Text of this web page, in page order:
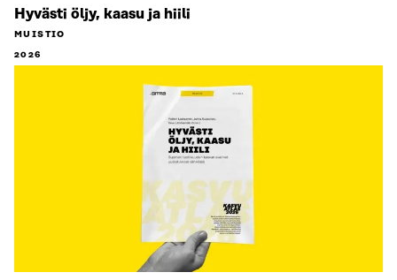
Hyvästi öljy, kaasu ja hiili
MUISTIO
2026